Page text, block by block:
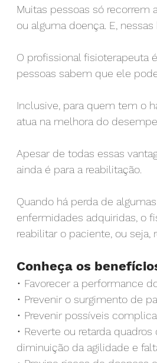
Muitas pessoas só recorrem
ou alguma doença. E,
O profissional fisioterapeuta
pessoas sabem que ele
Inclusive, para quem tem o
atua na melhora do
Apesar de todas essas
ainda é para a reabilitação.
Quando há perda de
enfermidades adquiridas, o
reabilitar o paciente, ou seja,
Conheça os
• Favorecer a performance
• Prevenir o surgimento de
• Prevenir possíveis
• Reverte ou retarda
diminuição da agilidade e